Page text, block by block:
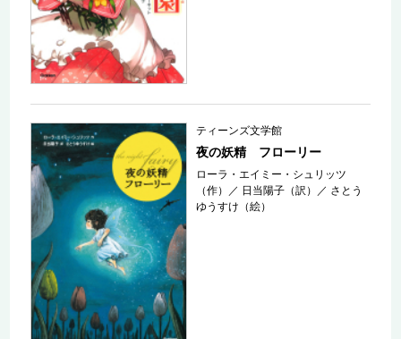
ティーンズ文学館
夜の妖精 フローリー
ローラ・エイミー・シュリッツ
（作）
／ 日当陽子（訳） ／ さとう
ゆうすけ（絵）